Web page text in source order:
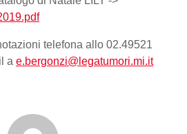
telefona allo 02.49521
a e.bergonzi@legatumori.mi.it